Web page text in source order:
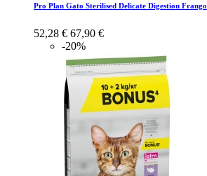
Pro Plan Gato Sterilised Delicate Digestion Frango
52,28 € 67,90 €
-20%